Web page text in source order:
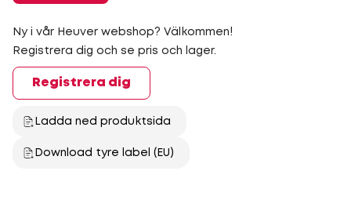
Ny i vår Heuver webshop? Välkommen!
Registrera dig och se pris och lager.
Registrera dig
Ladda ned produktsida
Download tyre label (EU)